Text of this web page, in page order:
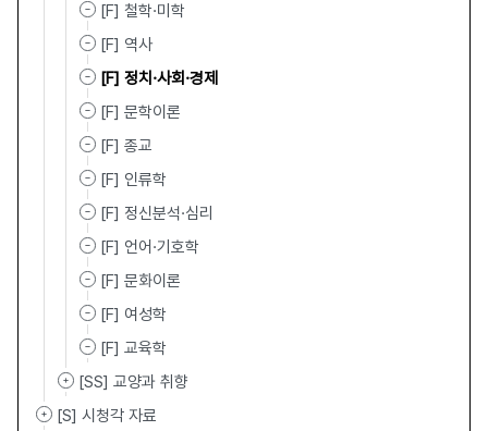
[F] 철학·미학
[F] 역사
[F] 정치·사회·경제
[F] 문학이론
[F] 종교
[F] 인류학
[F] 정신분석·심리
[F] 언어·기호학
[F] 문화이론
[F] 여성학
[F] 교육학
[SS] 교양과 취향
[S] 시청각 자료